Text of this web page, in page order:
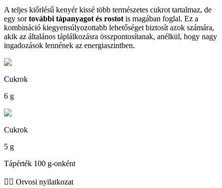
A teljes kiőrlésű kenyér kissé több természetes cukrot tartalmaz, de
egy sortovábbi tápanyagot és rostot is magában foglal. Ez a
kombináció kiegyensúlyozottabb lehetőséget biztosít azok számára,
akik az általános táplálkozásra összpontosítanak, anélkül, hogy nagy
ingadozások lennének az energiaszintben.
Cukrok
6 g
Cukrok
5 g
Tápérték 100 g-onként
👨‍⚕️️ Orvosi nyilatkozat